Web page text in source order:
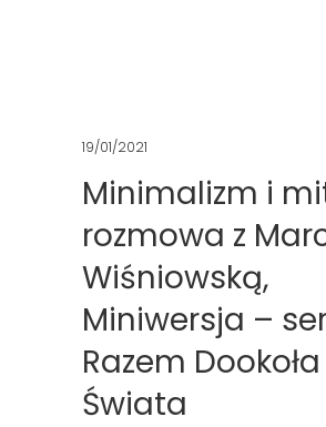
19/01/2021
Minimalizm i
rozmowa z
Wiśniowską,
Miniwersja –
Razem Dookoła
Świata